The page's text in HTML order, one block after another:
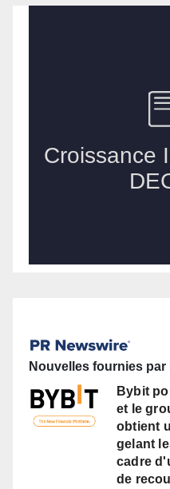
Nouvelles fournies par
Bybit
et le
obtient
gelant
cadre
de